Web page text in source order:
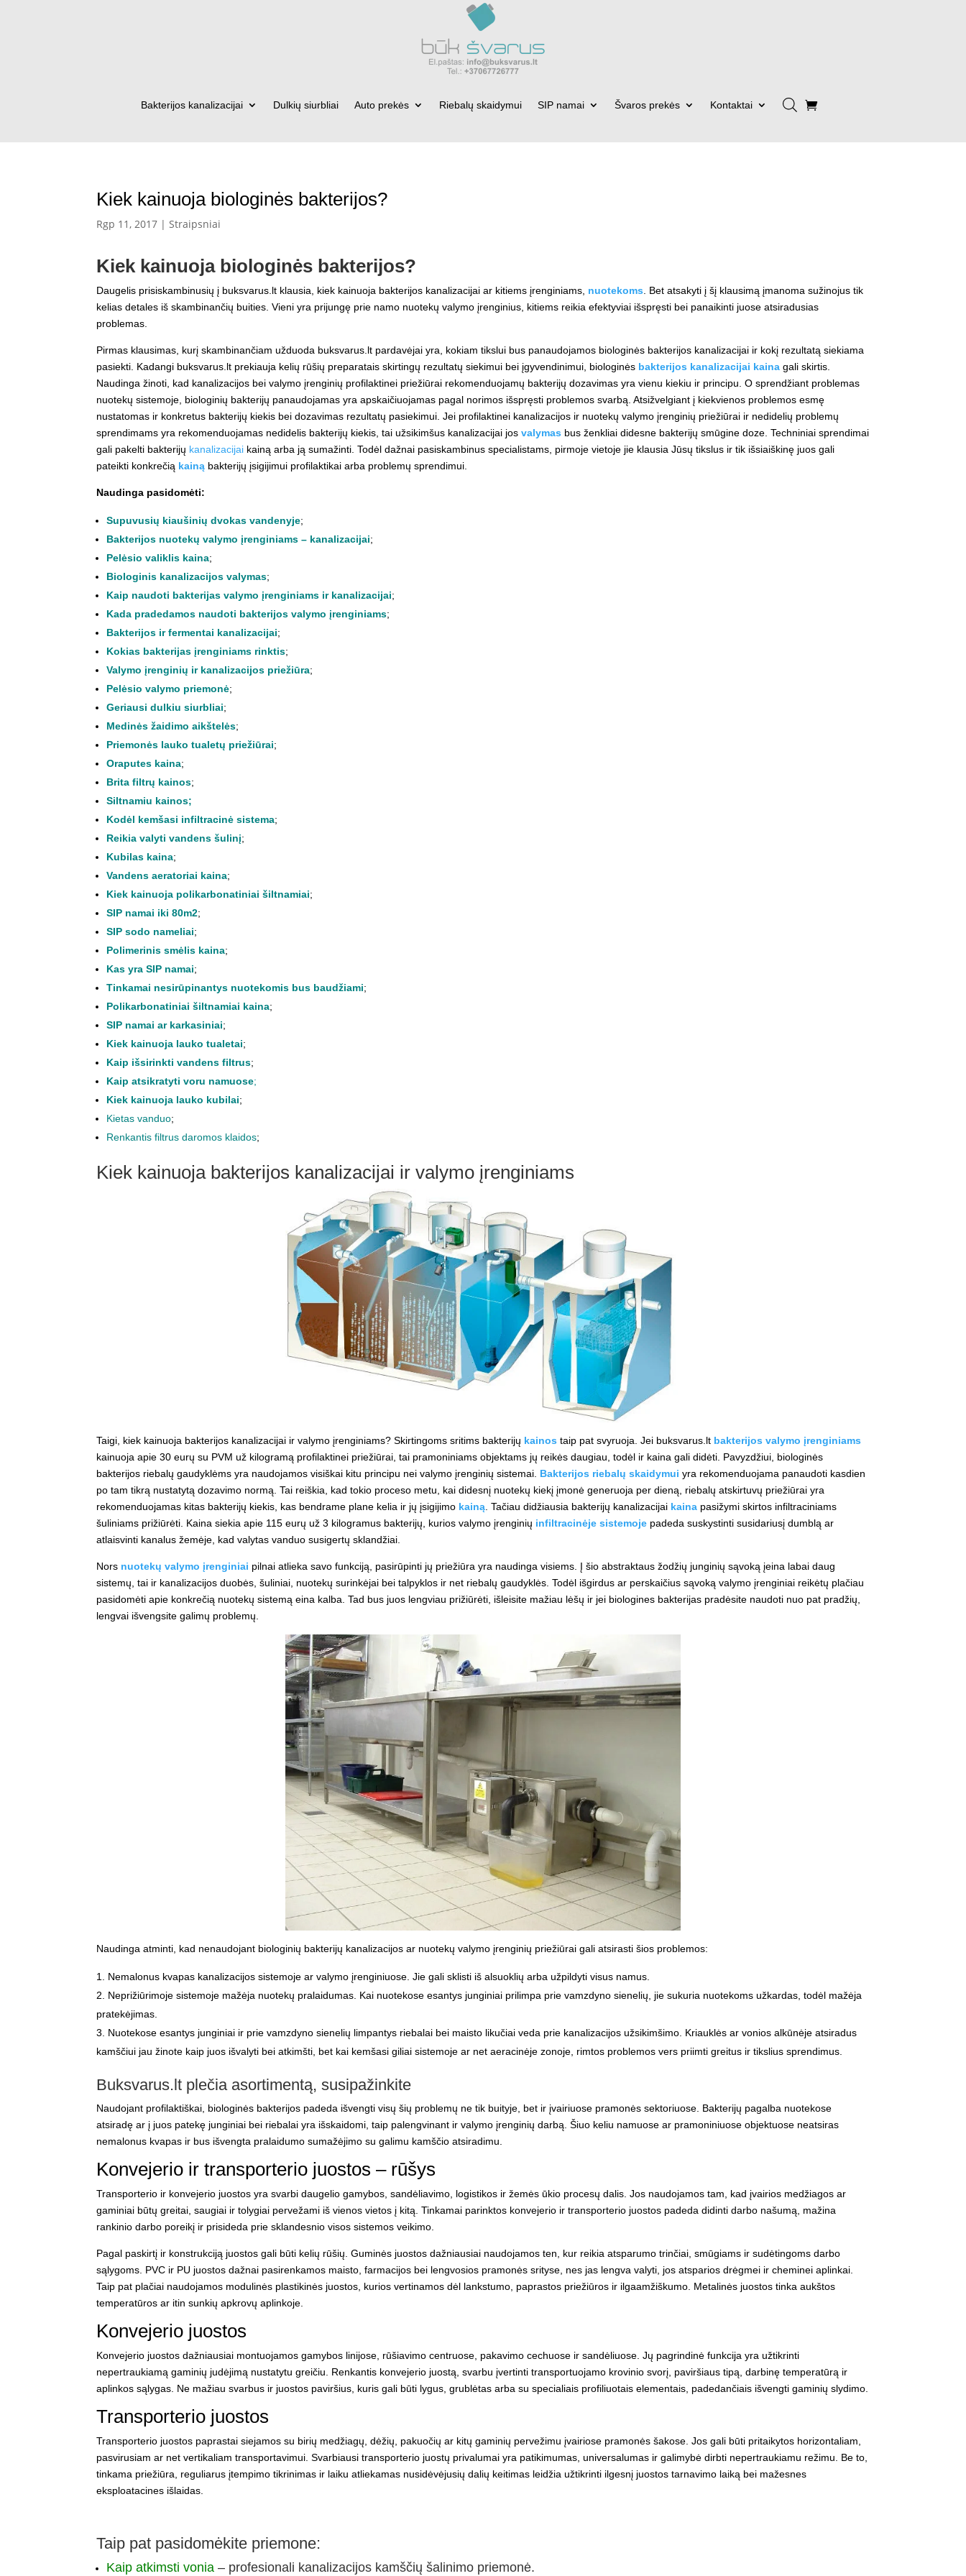
Bakterijos kanalizacijai Dulkių siurbliai Auto prekės Riebalų skaidymui SIP namai Švaros prekės Kontaktai
Kiek kainuoja biologinės bakterijos?
Rgp 11, 2017 |Straipsniai
Kiek kainuoja biologinės bakterijos?
Daugelis prisiskambinusių į buksvarus.lt klausia, kiek kainuoja bakterijos kanalizacijai ar kitiems įrenginiams, nuotekoms. Bet atsakyti į šį klausimą įmanoma sužinojus tik
kelias detales iš skambinančių buities. Vieni yra prijungę prie namo nuotekų valymo įrenginius, kitiems reikia efektyviai išspręsti bei panaikinti juose atsiradusias
problemas.
Pirmas klausimas, kurį skambinančiam užduoda buksvarus.lt pardavėjai yra, kokiam tikslui bus panaudojamos biologinės bakterijos kanalizacijai ir kokį rezultatą siekiama
pasiekti. Kadangi buksvarus.lt prekiauja kelių rūšių preparatais skirtingų rezultatų siekimui bei įgyvendinimui, biologinės bakterijos kanalizacijai kaina gali skirtis.
Naudinga žinoti, kad kanalizacijos bei valymo įrenginių profilaktinei priežiūrai rekomenduojamų bakterijų dozavimas yra vienu kiekiu ir principu. O sprendžiant problemas
nuotekų sistemoje, biologinių bakterijų panaudojamas yra apskaičiuojamas pagal norimos išspręsti problemos svarbą. Atsižvelgiant į kiekvienos problemos esmę
nustatomas ir konkretus bakterijų kiekis bei dozavimas rezultatų pasiekimui. Jei profilaktinei kanalizacijos ir nuotekų valymo įrenginių priežiūrai ir nedidelių problemų
sprendimams yra rekomenduojamas nedidelis bakterijų kiekis, tai užsikimšus kanalizacijai josvalymas bus ženkliai didesne bakterijų smūgine doze. Techniniai sprendimai
gali pakelti bakterijų kanalizacijai kainą arba ją sumažinti. Todėl dažnai pasiskambinus specialistams, pirmoje vietoje jie klausia Jūsų tikslus ir tik išsiaiškinę juos gali
pateikti konkrečią kainą bakterijų įsigijimui profilaktikai arba problemų sprendimui.
Naudinga pasidomėti:
Supuvusių kiaušinių dvokas vandenyje;
Bakterijos nuotekų valymo įrenginiams – kanalizacijai;
Pelėsio valiklis kaina;
Biologinis kanalizacijos valymas;
Kaip naudoti bakterijas valymo įrenginiams ir kanalizacijai;
Kada pradedamos naudoti bakterijos valymo įrenginiams;
Bakterijos ir fermentai kanalizacijai;
Kokias bakterijas įrenginiams rinktis;
Valymo įrenginių ir kanalizacijos priežiūra;
Pelėsio valymo priemonė;
Geriausi dulkiu siurbliai;
Medinės žaidimo aikštelės;
Priemonės lauko tualetų priežiūrai;
Oraputes kaina;
Brita filtrų kainos;
Siltnamiu kainos;
Kodėl kemšasi infiltracinė sistema;
Reikia valyti vandens šulinį;
Kubilas kaina;
Vandens aeratoriai kaina;
Kiek kainuoja polikarbonatiniai šiltnamiai;
SIP namai iki 80m2;
SIP sodo nameliai;
Polimerinis smėlis kaina;
Kas yra SIP namai;
Tinkamai nesirūpinantys nuotekomis bus baudžiami;
Polikarbonatiniai šiltnamiai kaina;
SIP namai ar karkasiniai;
Kiek kainuoja lauko tualetai;
Kaip išsirinkti vandens filtrus;
Kaip atsikratyti voru namuose;
Kiek kainuoja lauko kubilai;
Kietas vanduo;
Renkantis filtrus daromos klaidos;
Kiek kainuoja bakterijos kanalizacijai ir valymo įrenginiams
Taigi, kiek kainuoja bakterijos kanalizacijai ir valymo įrenginiams? Skirtingoms sritims bakterijų kainos taip pat svyruoja. Jei buksvarus.lt bakterijos valymo įrenginiams
kainuoja apie 30 eurų su PVM už kilogramą profilaktinei priežiūrai, tai pramoniniams objektams jų reikės daugiau, todėl ir kaina gali didėti. Pavyzdžiui, biologinės
bakterijos riebalų gaudyklėms yra naudojamos visiškai kitu principu nei valymo įrenginių sistemai. Bakterijos riebalų skaidymui yra rekomenduojama panaudoti kasdien
po tam tikrą nustatytą dozavimo normą. Tai reiškia, kad tokio proceso metu, kai didesnį nuotekų kiekį įmonė generuoja per dieną, riebalų atskirtuvų priežiūrai yra
rekomenduojamas kitas bakterijų kiekis, kas bendrame plane kelia ir jų įsigijimo kainą . Tačiau didžiausia bakterijų kanalizacijai kaina pasižymi skirtos infiltraciniams
šuliniams prižiūrėti. Kaina siekia apie 115 eurų už 3 kilogramus bakterijų, kurios valymo įrenginių infiltracinėje sistemoje padeda suskystinti susidariusį dumblą ar
atlaisvinti kanalus žemėje, kad valytas vanduo susigertų sklandžiai.
Nors nuotekų valymo įrenginiai pilnai atlieka savo funkciją, pasirūpinti jų priežiūra yra naudinga visiems. Į šio abstraktaus žodžių junginių sąvoką įeina labai daug
sistemų, tai ir kanalizacijos duobės, šuliniai, nuotekų surinkėjai bei talpyklos ir net riebalų gaudyklės. Todėl išgirdus ar perskaičius sąvoką valymo įrenginiai reikėtų plačiau
pasidomėti apie konkrečią nuotekų sistemą eina kalba. Tad bus juos lengviau prižiūrėti, išleisite mažiau lėšų ir jei biologines bakterijas pradėsite naudoti nuo pat pradžių,
lengvai išvengsite galimų problemų.
Naudinga atminti, kad nenaudojant biologinių bakterijų kanalizacijos ar nuotekų valymo įrenginių priežiūrai gali atsirasti šios problemos:
Nemalonus kvapas kanalizacijos sistemoje ar valymo įrenginiuose. Jie gali sklisti iš alsuoklių arba užpildyti visus namus.
Neprižiūrimoje sistemoje mažėja nuotekų pralaidumas. Kai nuotekose esantys junginiai prilimpa prie vamzdyno sienelių, jie sukuria nuotekoms užkardas, todėl mažėja
pratekėjimas.
Nuotekose esantys junginiai ir prie vamzdyno sienelių limpantys riebalai bei maisto likučiai veda prie kanalizacijos užsikimšimo. Kriauklės ar vonios alkūnėje atsiradus
kamščiui jau žinote kaip juos išvalyti bei atkimšti, bet kai kemšasi giliai sistemoje ar net aeracinėje zonoje, rimtos problemos vers priimti greitus ir tikslius sprendimus.
Buksvarus.lt plečia asortimentą, susipažinkite
Naudojant profilaktiškai, biologinės bakterijos padeda išvengti visų šių problemų ne tik buityje, bet ir įvairiuose pramonės sektoriuose. Bakterijų pagalba nuotekose
atsiradę ar į juos patekę junginiai bei riebalai yra išskaidomi, taip palengvinant ir valymo įrenginių darbą. Šiuo keliu namuose ar pramoniniuose objektuose neatsiras
nemalonus kvapas ir bus išvengta pralaidumo sumažėjimo su galimu kamščio atsiradimu.
Konvejerio ir transporterio juostos – rūšys
Transporterio ir konvejerio juostos yra svarbi daugelio gamybos, sandėliavimo, logistikos ir žemės ūkio procesų dalis. Jos naudojamos tam, kad įvairios medžiagos ar
gaminiai būtų greitai, saugiai ir tolygiai pervežami iš vienos vietos į kitą. Tinkamai parinktos konvejerio ir transporterio juostos padeda didinti darbo našumą, mažina
rankinio darbo poreikį ir prisideda prie sklandesnio visos sistemos veikimo.
Pagal paskirtį ir konstrukciją juostos gali būti kelių rūšių. Guminės juostos dažniausiai naudojamos ten, kur reikia atsparumo trinčiai, smūgiams ir sudėtingoms darbo
sąlygoms. PVC ir PU juostos dažnai pasirenkamos maisto, farmacijos bei lengvosios pramonės srityse, nes jas lengva valyti, jos atsparios drėgmei ir cheminei aplinkai.
Taip pat plačiai naudojamos modulinės plastikinės juostos, kurios vertinamos dėl lankstumo, paprastos priežiūros ir ilgaamžiškumo. Metalinės juostos tinka aukštos
temperatūros ar itin sunkių apkrovų aplinkoje.
Konvejerio juostos
Konvejerio juostos dažniausiai montuojamos gamybos linijose, rūšiavimo centruose, pakavimo cechuose ir sandėliuose. Jų pagrindinė funkcija yra užtikrinti
nepertraukiamą gaminių judėjimą nustatytu greičiu. Renkantis konvejerio juostą, svarbu įvertinti transportuojamo krovinio svorį, paviršiaus tipą, darbinę temperatūrą ir
aplinkos sąlygas. Ne mažiau svarbus ir juostos paviršius, kuris gali būti lygus, grublėtas arba su specialiais profiliuotais elementais, padedančiais išvengti gaminių slydimo.
Transporterio juostos
Transporterio juostos paprastai siejamos su birių medžiagų, dėžių, pakuočių ar kitų gaminių pervežimu įvairiose pramonės šakose. Jos gali būti pritaikytos horizontaliam,
pasvirusiam ar net vertikaliam transportavimui. Svarbiausi transporterio juostų privalumai yra patikimumas, universalumas ir galimybė dirbti nepertraukiamu režimu. Be to,
tinkama priežiūra, reguliarus įtempimo tikrinimas ir laiku atliekamas nusidėvėjusių dalių keitimas leidžia užtikrinti ilgesnį juostos tarnavimo laiką bei mažesnes
eksploatacines išlaidas.
Taip pat pasidomėkite priemone:
Kaip atkimsti vonia – profesionali kanalizacijos kamščių šalinimo priemonė.